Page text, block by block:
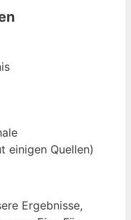
einigen Quellen)
Ergebnisse,